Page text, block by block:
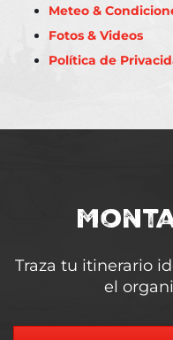
Meteo &
Fotos & Videos
Política de
Traza tu itinerario
el